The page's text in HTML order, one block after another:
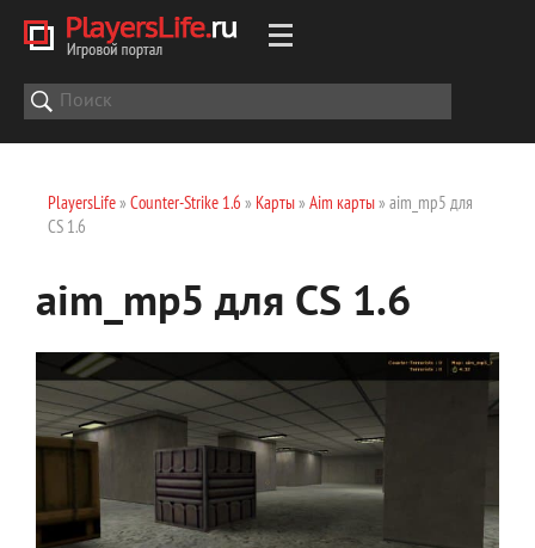
PlayersLife» Counter-Strike 1.6 » Карты» Aim карты» aim_mp5 для
CS 1.6
aim_mp5 для CS 1.6